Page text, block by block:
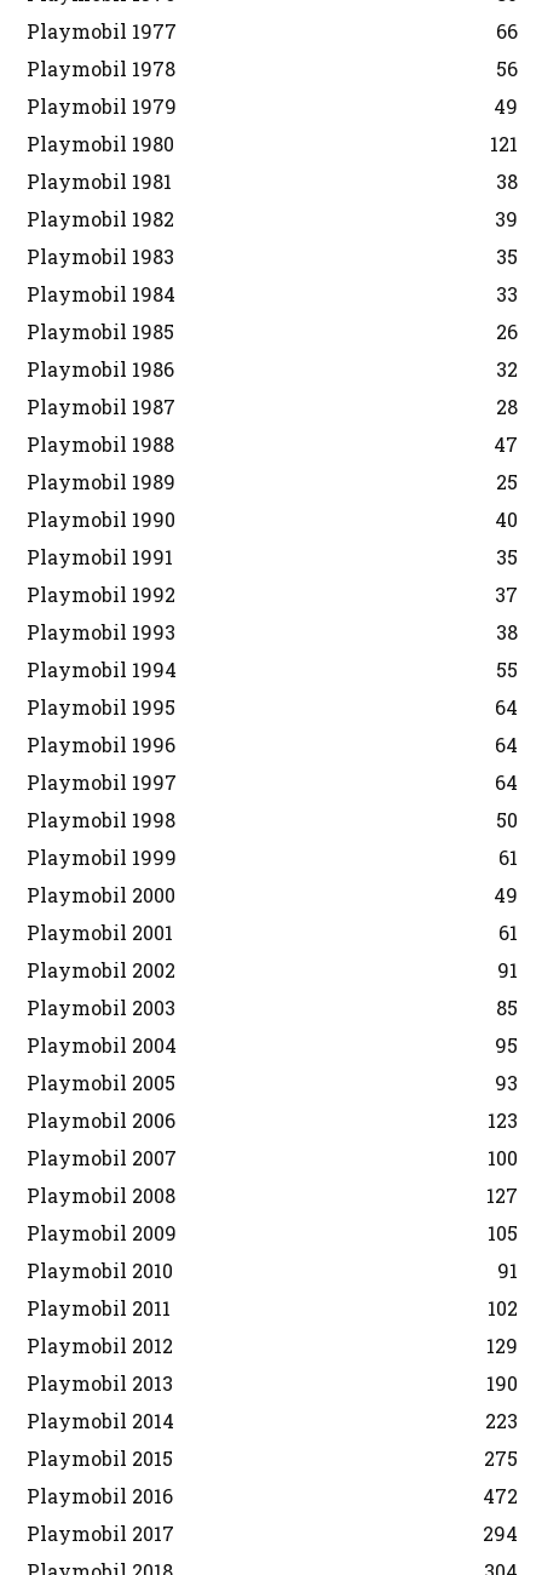
Playmobil 1977
66
Playmobil 1978
56
Playmobil 1979
49
Playmobil 1980
121
Playmobil 1981
38
Playmobil 1982
39
Playmobil 1983
35
Playmobil 1984
33
Playmobil 1985
26
Playmobil 1986
32
Playmobil 1987
28
Playmobil 1988
47
Playmobil 1989
25
Playmobil 1990
40
Playmobil 1991
35
Playmobil 1992
37
Playmobil 1993
38
Playmobil 1994
55
Playmobil 1995
64
Playmobil 1996
64
Playmobil 1997
64
Playmobil 1998
50
Playmobil 1999
61
Playmobil 2000
49
Playmobil 2001
61
Playmobil 2002
91
Playmobil 2003
85
Playmobil 2004
95
Playmobil 2005
93
Playmobil 2006
123
Playmobil 2007
100
Playmobil 2008
127
Playmobil 2009
105
Playmobil 2010
91
Playmobil 2011
102
Playmobil 2012
129
Playmobil 2013
190
Playmobil 2014
223
Playmobil 2015
275
Playmobil 2016
472
Playmobil 2017
294